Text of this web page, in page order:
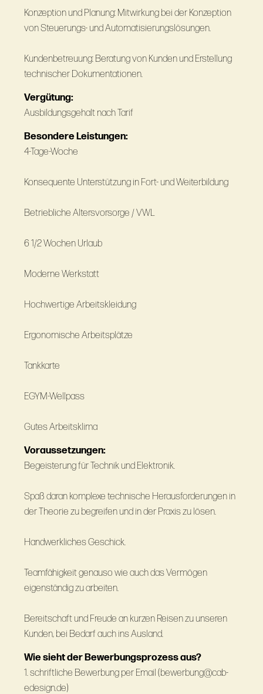
Konzeption und Planung: Mitwirkung bei der Konzeption
von Steuerungs- und Automatisierungslösungen.
Kundenbetreuung: Beratung von Kunden und Erstellung
technischer Dokumentationen.
Vergütung:
Ausbildungsgehalt nach Tarif
Besondere Leistungen:
4-Tage-Woche
Konsequente Unterstützung in Fort- und Weiterbildung
Betriebliche Altersvorsorge / VWL
6 1/2 Wochen Urlaub
Moderne Werkstatt
Hochwertige Arbeitskleidung
Ergonomische Arbeitsplätze
Tankkarte
EGYM-Wellpass
Gutes Arbeitsklima
Voraussetzungen:
Begeisterung für Technik und Elektronik.
Spaß daran komplexe technische Herausforderungen in
der Theorie zu begreifen und in der Praxis zu lösen.
Handwerkliches Geschick.
Teamfähigkeit genauso wie auch das Vermögen
eigenständig zu arbeiten.
Bereitschaft und Freude an kurzen Reisen zu unseren
Kunden, bei Bedarf auch ins Ausland.
Wie sieht der Bewerbungsprozess aus?
1. schriftliche Bewerbung per Email (bewerbung@cab-
edesign.de)